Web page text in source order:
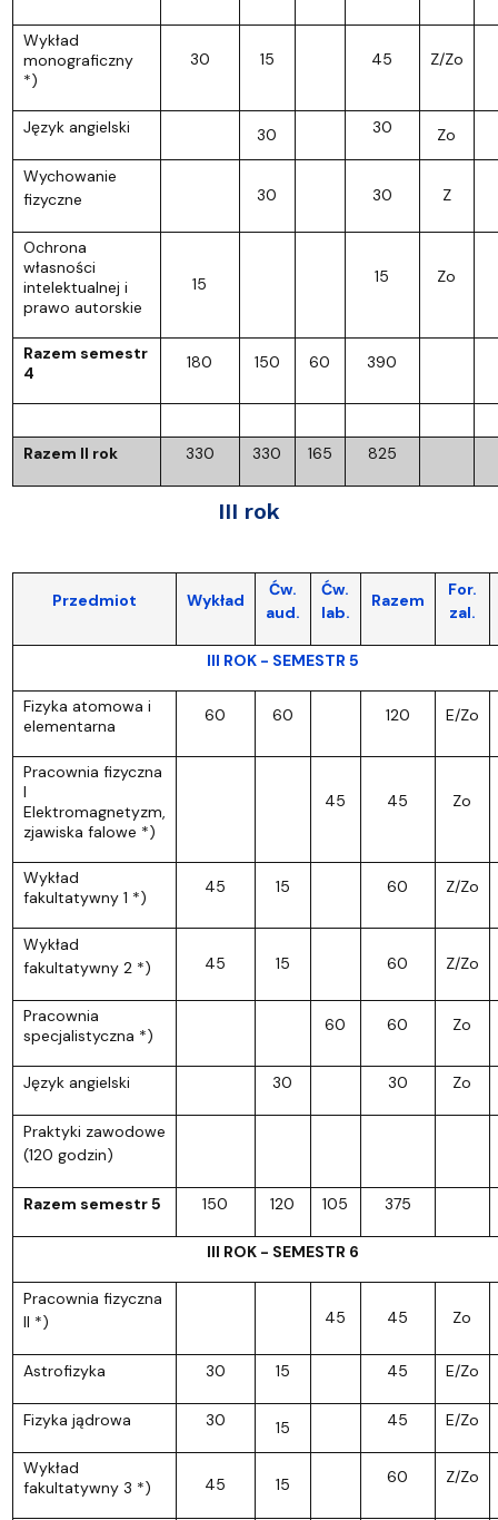
Wykład
monograficzny
*)
30 15 45 Z/Zo
Język angielski 30 30 Zo
Wychowanie
fizyczne
30 30 Z
Ochrona
własności
intelektualnej i
prawo autorskie
15 15 Zo
Razem semestr
4
180 150 60 390
Razem II rok 330 330 165 825
III rok
Przedmiot Wykład
Ćw.
aud.
Ćw.
lab.
Razem
For.
zal.
III ROK - SEMESTR 5
Fizyka atomowa i
elementarna
60 60 120 E/Zo
Pracownia fizyczna
I
Elektromagnetyzm,
zjawiska falowe *)
45 45 Zo
Wykład
fakultatywny 1 *)
45 15 60 Z/Zo
Wykład
fakultatywny 2 *)
45 15 60 Z/Zo
Pracownia
specjalistyczna *)
60 60 Zo
Język angielski 30 30 Zo
Praktyki zawodowe
(120 godzin)
Razem semestr 5 150 120 105 375
III ROK - SEMESTR 6
Pracownia fizyczna
II *)
45 45 Zo
Astrofizyka 30 15 45 E/Zo
Fizyka jądrowa 30 15 45 E/Zo
Wykład
fakultatywny 3 *)
45 15 60 Z/Zo